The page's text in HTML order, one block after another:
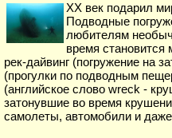
XX век подарил
Подводные
любителям
время
рек-дайвинг (погружение на
(прогулки по подводным
(английское слово wreck -
затонувшие во время
самолеты, автомобили и